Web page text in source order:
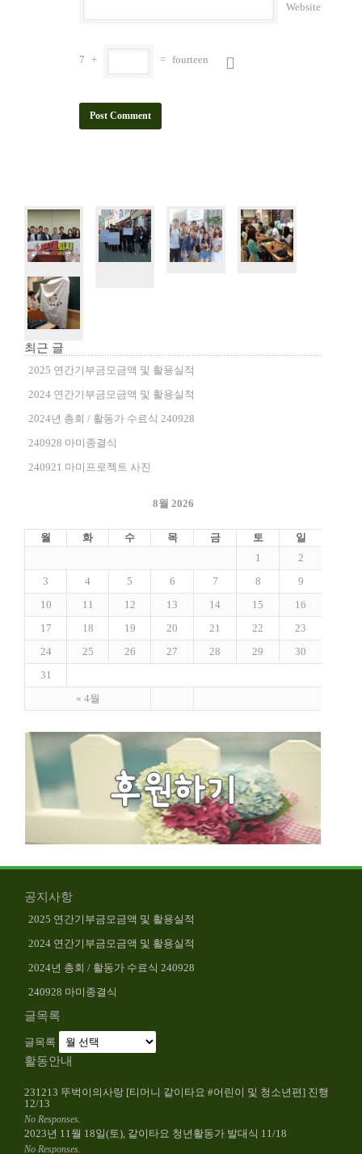
Website
7 + = fourteen
최근 글
2025 연간기부금모금액 및 활용실적
2024 연간기부금모금액 및 활용실적
2024년 총회 / 활동가 수료식 240928
240928 마미종결식
240921 마미프로젝트 사진
8월 2026
월 화 수 목 금 토 일
« 4월
1
2
3
4 5 6 7 8
9
10
11 12 13 14 15
16
17
18 19 20 21 22
23
24
25 26 27 28 29
30
31
공지사항
2025 연간기부금모금액 및 활용실적
2024 연간기부금모금액 및 활용실적
2024년 총회 / 활동가 수료식 240928
240928 마미종결식
글목록
글목록
활동안내
231213 뚜벅이의사랑 [티머니 같이타요 #어린이 및 청소년편] 진행
12/13
No Responses.
2023년 11월 18일(토), 같이타요 청년활동가 발대식 11/18
No Responses.